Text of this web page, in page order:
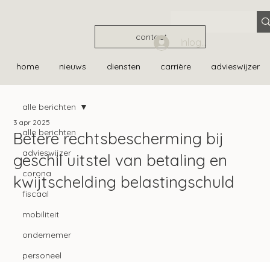
contact
home nieuws diensten carrière advieswijzer
Inloggen
alle berichten
advieswijzer
corona
fiscaal
mobiliteit
ondernemer
personeel
alle berichten
Betere rechtsbescherming bij
geschil uitstel van betaling en
kwijtschelding belastingschuld
3 apr 2025